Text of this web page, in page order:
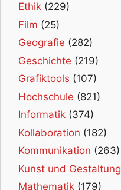
Ethik (229)
Film (25)
Geografie (282)
Geschichte (219)
Grafiktools (107)
Hochschule (821)
Informatik (374)
Kollaboration (182)
Kommunikation (263)
Kunst und Gestaltung
Mathematik (179)